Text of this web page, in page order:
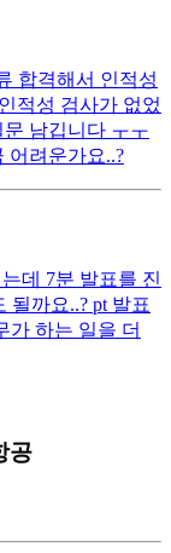
합격해서 인적성
적성 검사가 없었
남깁니다 ㅜㅜ
어려운가요..?
데 7분 발표를 진
될까요..? pt 발표
가 하는 일을 더
공